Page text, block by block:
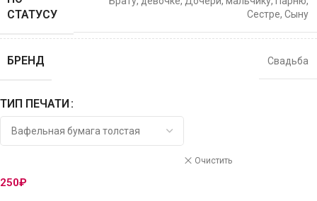
СТАТУСУ
Сестре, Сыну
БРЕНД Свадьба
ТИП ПЕЧАТИ
Очистить
250₽